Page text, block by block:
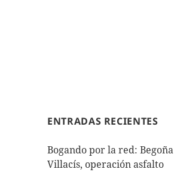
ENTRADAS RECIENTES
Bogando por la red: Begoña
Villacís, operación asfalto